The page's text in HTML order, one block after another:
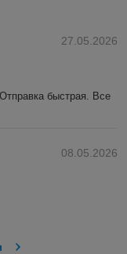
27.05.2026
быстрая. Все
08.05.2026